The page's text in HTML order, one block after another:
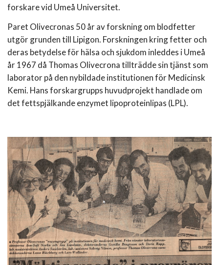
forskare vid Umeå Universitet.
Paret Olivecronas 50 år av forskning om blodfetter
utgör grunden till Lipigon. Forskningen kring fetter och
deras betydelse för hälsa och sjukdom inleddes i Umeå
år 1967 då Thomas Olivecrona tillträdde sin tjänst som
laborator på den nybildade institutionen för Medicinsk
Kemi. Hans forskargrupps huvudprojekt handlade om
det fettspjälkande enzymet lipoproteinlipas (LPL).